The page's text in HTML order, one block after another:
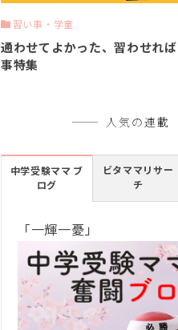
習い事・学童
通わせてよかった、習わせれ
事特集
人気の連載
中学受験ママ ブ
ログ
ビタママリサー
チ
「一輝一憂」